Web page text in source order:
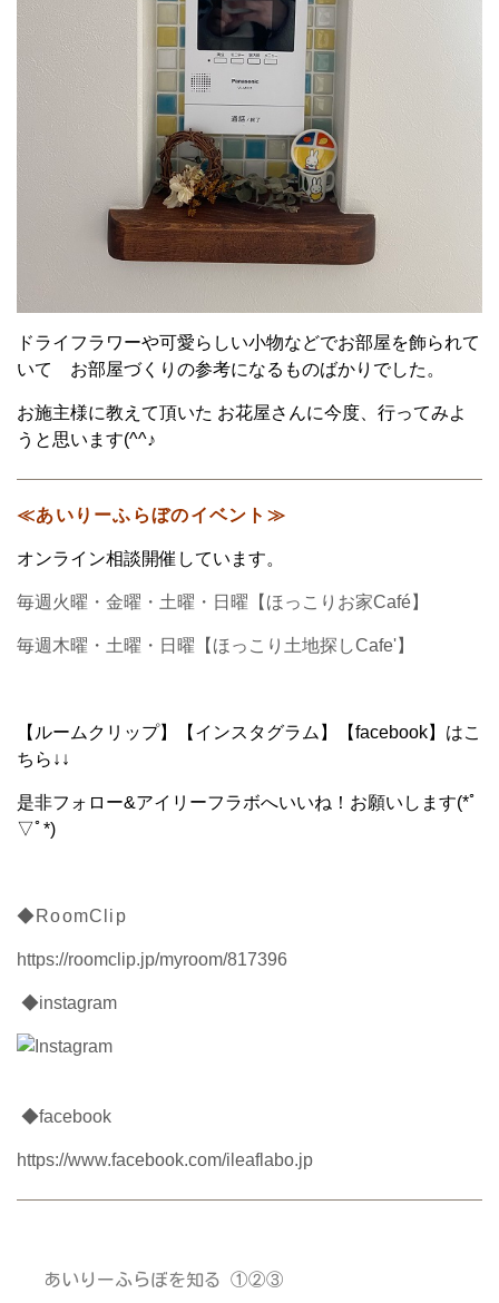
ドライフラワーや可愛らしい小物などでお部屋を飾られて
いて お部屋づくりの参考になるものばかりでした。
お施主様に教えて頂いた お花屋さんに今度、行ってみよ
うと思います(^^♪
≪あいりーふらぼのイベント≫
オンライン相談開催しています。
毎週火曜・金曜・土曜・日曜【ほっこりお家Café】
毎週木曜・土曜・日曜【ほっこり土地探しCafe'】
【ルームクリップ】【インスタグラム】【facebook】はこ
ちら↓↓
是非フォロー&アイリーフラボへいいね！お願いします(*ﾟ
▽ﾟ*)
◆RoomClip
https://roomclip.jp/myroom/817396
◆instagram
◆facebook
https://www.facebook.com/ileaflabo.jp
あいりーふらぼを知る ①②③